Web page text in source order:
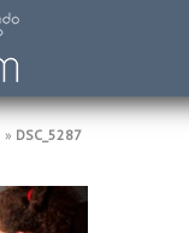
» DSC_5287